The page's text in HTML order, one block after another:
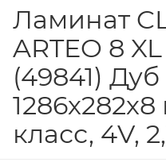
Ламинат
ARTEO 8
(49841)
класс, 4V,